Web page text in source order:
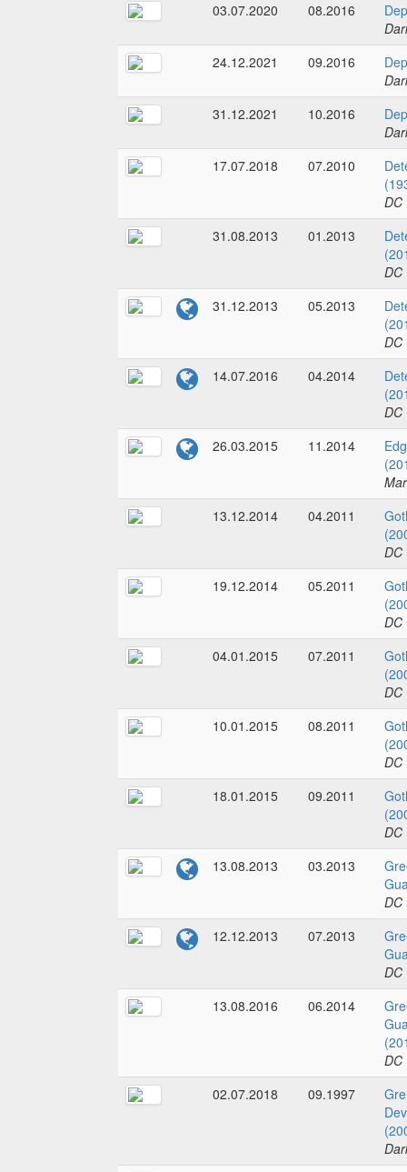
03.07.2020
08.2016
24.12.2021
09.2016
31.12.2021
10.2016
17.07.2018
07.2010
DC
31.08.2013
01.2013
DC
31.12.2013
05.2013
DC
14.07.2016
04.2014
DC
26.03.2015
11.2014
13.12.2014
04.2011
DC
19.12.2014
05.2011
DC
04.01.2015
07.2011
DC
10.01.2015
08.2011
DC
18.01.2015
09.2011
DC
13.08.2013
03.2013
DC
12.12.2013
07.2013
DC
13.08.2016
06.2014
DC
02.07.2018
09.1997